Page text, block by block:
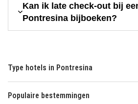
Kan ik late check-out bij
Pontresina bijboeken?
Type hotels in Pontresina
Populaire bestemmingen